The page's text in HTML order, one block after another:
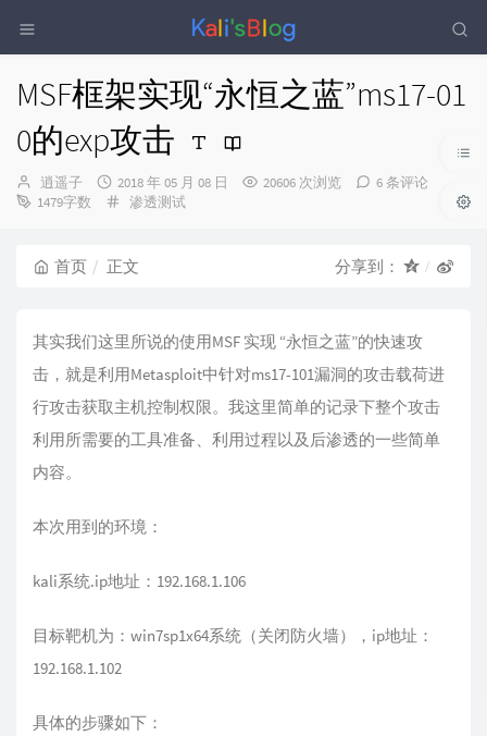
MSF框架实现“永恒之蓝”ms17-01
0的exp攻击
博
主：
逍遥子
发
布
2018 年 05 月 08 日 20606 次浏览
6 条评论
1479字数
分
渗透测试
首页 正文 分享到：
其实我们这里所说的使用MSF 实现 “永恒之蓝”的快速攻
击，就是利用Metasploit中针对ms17-101漏洞的攻击载荷进
行攻击获取主机控制权限。我这里简单的记录下整个攻击
利用所需要的工具准备、利用过程以及后渗透的一些简单
内容。
本次用到的环境：
kali系统.ip地址：192.168.1.106
目标靶机为：win7sp1x64系统（关闭防火墙），ip地址：
192.168.1.102
具体的步骤如下：